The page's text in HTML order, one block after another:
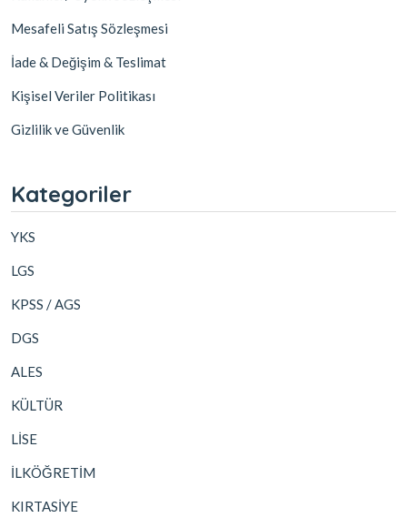
Mesafeli Satış Sözleşmesi
İade & Değişim & Teslimat
Kişisel Veriler Politikası
Gizlilik ve Güvenlik
Kategoriler
YKS
LGS
KPSS / AGS
DGS
ALES
KÜLTÜR
LİSE
İLKÖĞRETİM
KIRTASİYE